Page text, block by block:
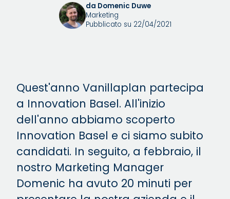
da Domenic Duwe
Marketing
Pubblicato su 22/04/2021
Quest'anno Vanillaplan partecipa
a Innovation Basel. All'inizio
dell'anno abbiamo scoperto
Innovation Basel e ci siamo subito
candidati. In seguito, a febbraio, il
nostro Marketing Manager
Domenic ha avuto 20 minuti per